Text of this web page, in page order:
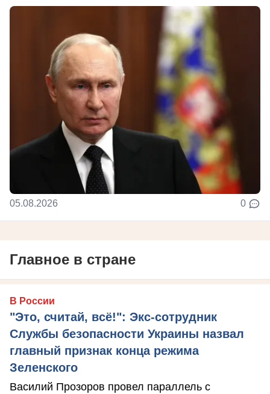
05.08.2026 0
Главное в стране
В России
"Это, считай, всё!": Экс-сотрудник
Службы безопасности Украины назвал
главный признак конца режима
Зеленского
Василий Прозоров провел параллель с